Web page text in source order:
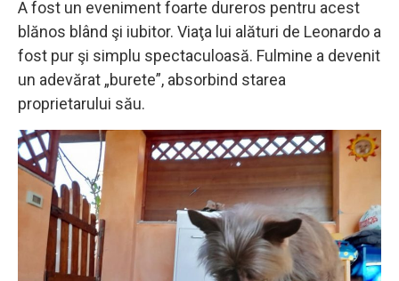
A fost un eveniment foarte dureros pentru acest
blănos blând şi iubitor. Viaţa lui alături de Leonardo a
fost pur şi simplu spectaculoasă. Fulmine a devenit
un adevărat „burete”, absorbind starea
proprietarului său.